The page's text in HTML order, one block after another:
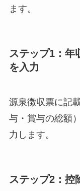
ます。
ステップ1：年
を入力
源泉徴収票に記
与・賞与の総額
力します。
ステップ2：控